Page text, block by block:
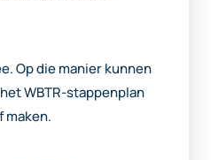
Op die manier kunnen
WBTR-stappenplan
maken.